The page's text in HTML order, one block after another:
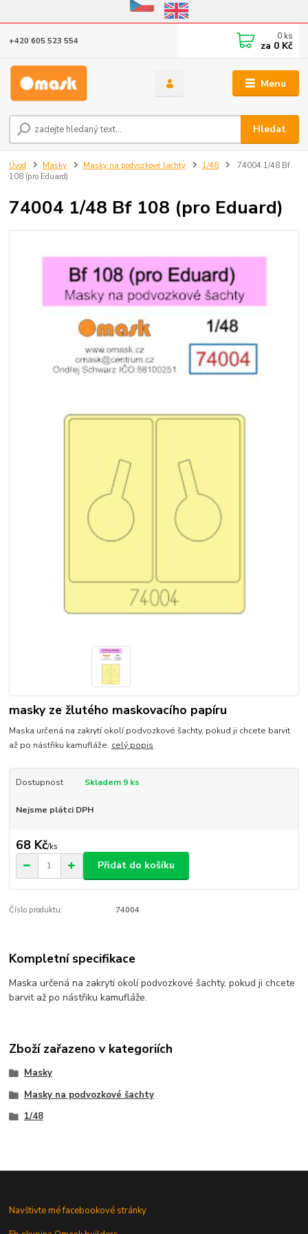
Eshop v provozu do 31.10.2026
Menu
Hledat
+420 605 523 554 0 ks
za 0 Kč
Úvod Masky Masky na podvozkové šachty 1/48
74004 1/48 Bf
108 (pro Eduard)
74004 1/48 Bf 108 (pro Eduard)
masky ze žlutého maskovacího papíru
Maska určená na zakrytí okolí podvozkové šachty, pokud ji chcete barvit
až po nástřiku kamufláže. celý popis
Dostupnost Skladem 9 ks
Nejsme plátci DPH
68 Kč/ks
Přidat do košíku
Číslo produktu: 74004
Kompletní specifikace
Maska určená na zakrytí okolí podvozkové šachty, pokud ji chcete
barvit až po nástřiku kamufláže.
Zboží zařazeno v kategoriích
Masky
Masky na podvozkové šachty
1/48
Navštivte mé facebookové stránky